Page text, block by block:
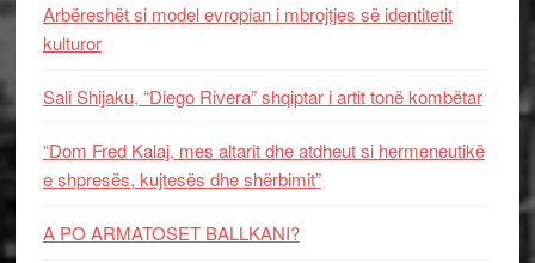
Arbëreshët si model evropian i mbrojtjes së identitetit
kulturor
Sali Shijaku, “Diego Rivera” shqiptar i artit tonë kombëtar
“Dom Fred Kalaj, mes altarit dhe atdheut si hermeneutikë
e shpresës, kujtesës dhe shërbimit”
A PO ARMATOSET BALLKANI?